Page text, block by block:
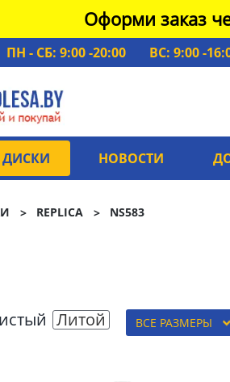
Оформи заказ
ПН - СБ: 9:00 -20:00
ВС: 9:00 -
ДИСКИ НОВОСТИ
REPLICA NS583
Литой ВСЕ РАЗМЕРЫ